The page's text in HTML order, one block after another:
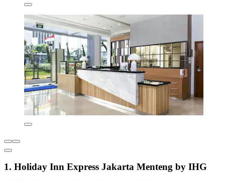
1. Holiday Inn Express Jakarta Menteng by IHG